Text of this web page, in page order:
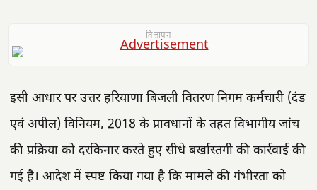
विज्ञापन
इसी आधार पर उत्तर हरियाणा बिजली वितरण निगम कर्मचारी (दंड
एवं अपील) विनियम, 2018 के प्रावधानों के तहत विभागीय जांच
की प्रक्रिया को दरकिनार करते हुए सीधे बर्खास्तगी की कार्रवाई की
गई है। आदेश में स्पष्ट किया गया है कि मामले की गंभीरता को